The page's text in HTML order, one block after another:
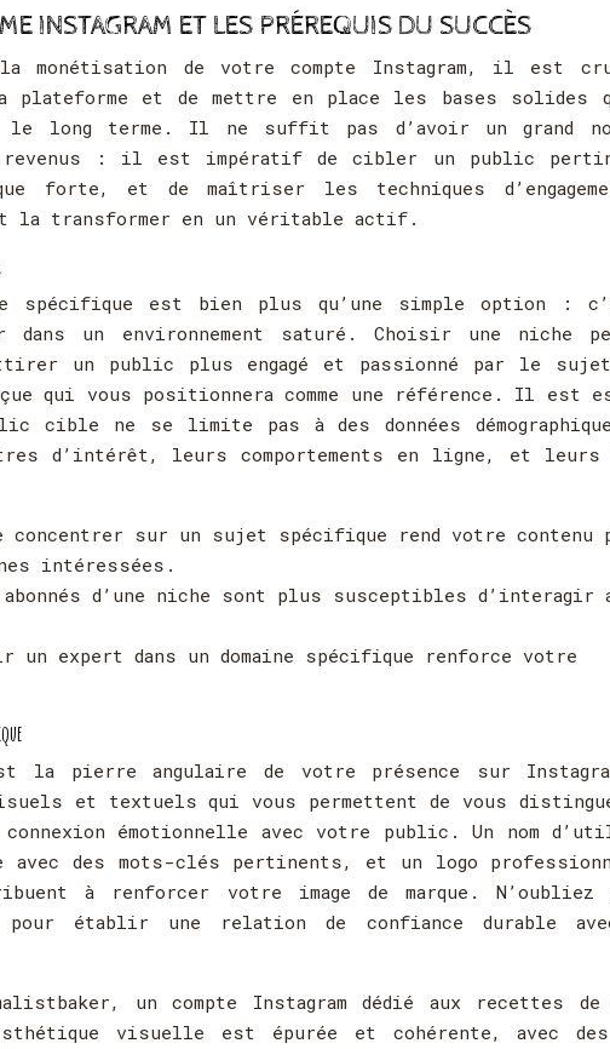
INSTAGRAM ET LES PRÉREQUIS DU SUCCÈS
monétisation de votre compte Instagram, il est
plateforme et de mettre en place les bases solides
long terme. Il ne suffit pas d’avoir un grand
revenus : il est impératif de cibler un public
forte, et de maîtriser les techniques
la transformer en un véritable actif.
spécifique est bien plus qu’une simple option :
dans un environnement saturé. Choisir une niche
un public plus engagé et passionné par le
qui vous positionnera comme une référence. Il est
cible ne se limite pas à des données
d’intérêt, leurs comportements en ligne, et leurs
concentrer sur un sujet spécifique rend votre contenu
intéressées.
abonnés d’une niche sont plus susceptibles d’interagir
un expert dans un domaine spécifique renforce votre
la pierre angulaire de votre présence sur
et textuels qui vous permettent de vous
émotionnelle avec votre public. Un nom
avec des mots-clés pertinents, et un logo
à renforcer votre image de marque. N’oubliez
établir une relation de confiance durable
un compte Instagram dédié aux recettes
visuelle est épurée et cohérente, avec